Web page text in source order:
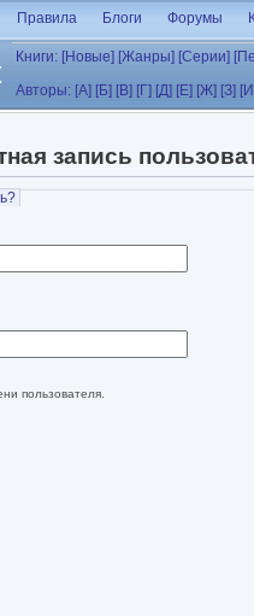
Правила Блоги Форумы
Книги: [Новые] [Жанры] [Серии]
Авторы: [А] [Б] [В] [Г] [Д] [Е] [Ж] [З]
запись
пользователя.